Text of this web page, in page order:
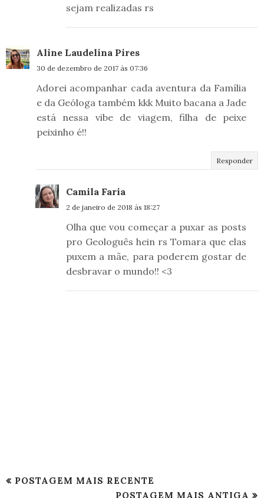
sejam realizadas rs
Aline Laudelina Pires
30 de dezembro de 2017 às 07:36
Adorei acompanhar cada aventura da Família
e da Geóloga também kkk Muito bacana a Jade
está nessa vibe de viagem, filha de peixe
peixinho é!!
Responder
Camila Faria
2 de janeiro de 2018 às 18:27
Olha que vou começar a puxar as posts
pro Geologuês hein rs Tomara que elas
puxem a mãe, para poderem gostar de
desbravar o mundo!! <3
POSTAGEM MAIS RECENTE
POSTAGEM MAIS ANTIGA